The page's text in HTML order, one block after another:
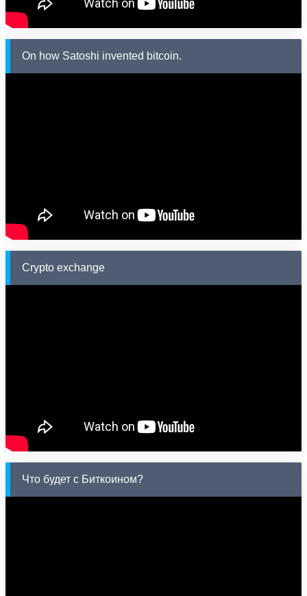
On how Satoshi invented bitcoin.
Crypto exchange
Что будет с Биткоином?